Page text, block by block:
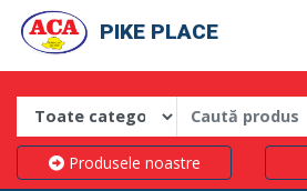
PIKE PLACE
Produsele noastre